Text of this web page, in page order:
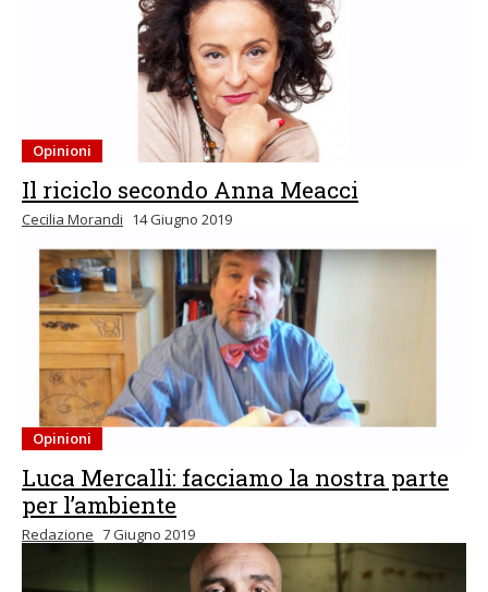
Opinioni
Il riciclo secondo Anna Meacci
Cecilia Morandi 14 Giugno 2019
Opinioni
Luca Mercalli: facciamo la nostra parte
per l’ambiente
Redazione 7 Giugno 2019